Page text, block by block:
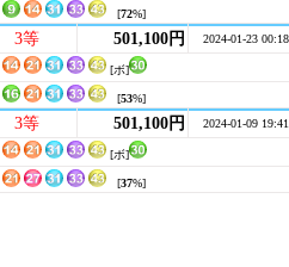
[72%]
3等 501,100円 2024-01-23 00:18
[ボ]
[53%]
3等 501,100円 2024-01-09 19:41
[ボ]
[37%]